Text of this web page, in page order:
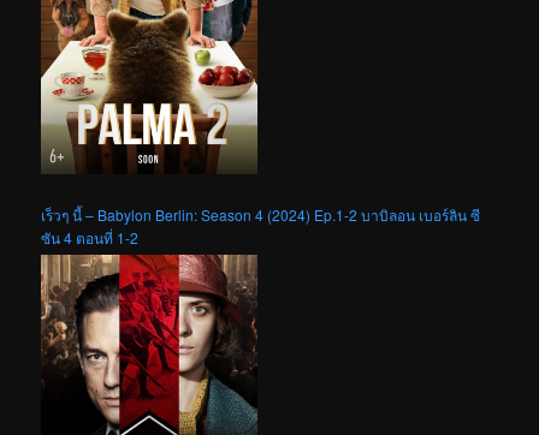
เร็วๆ นี้ – Babylon Berlin: Season 4 (2024) Ep.1-2 บาบิลอน เบอร์ลิน ซี
ซัน 4 ตอนที่ 1-2